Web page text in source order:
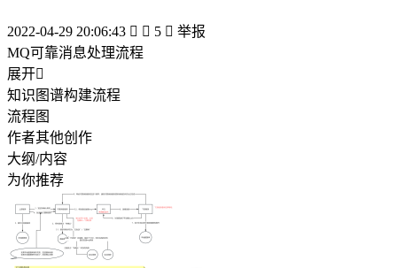
2022-04-29 20:06:43   5  举报
MQ可靠消息处理流程
展开
知识图谱构建流程
流程图
作者其他创作
大纲/内容
为你推荐